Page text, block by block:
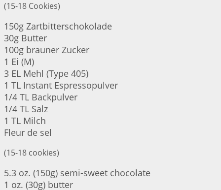
(15-18 Cookies)
150g Zartbitterschokolade
30g Butter
100g brauner Zucker
1 Ei (M)
3 EL Mehl (Type 405)
1 TL Instant Espressopulver
1/4 TL Backpulver
1/4 TL Salz
1 TL Milch
Fleur de sel
(15-18 cookies)
5.3 oz. (150g) semi-sweet chocolate
1 oz. (30g) butter